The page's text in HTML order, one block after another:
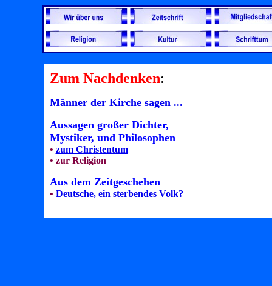
Zum Nachdenken:
Männer der Kirche sagen ...
Aussagen großer Dichter,
Mystiker, und Philosophen
• zum Christentum
• zur Religion
Aus dem Zeitgeschehen
• Deutsche, ein sterbendes Volk?